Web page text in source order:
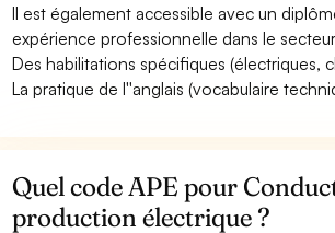
Il est également accessible avec un
expérience professionnelle dans le
Des habilitations spécifiques (électriques,
La pratique de l''anglais (vocabulaire
Quel code APE pour
production électrique ?